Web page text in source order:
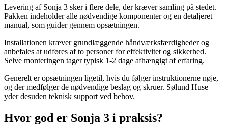
Levering af Sonja 3 sker i flere dele, der kræver samling på stedet.
Pakken indeholder alle nødvendige komponenter og en detaljeret
manual, som guider gennem opsætningen.
Installationen kræver grundlæggende håndværksfærdigheder og
anbefales at udføres af to personer for effektivitet og sikkerhed.
Selve monteringen tager typisk 1-2 dage afhængigt af erfaring.
Generelt er opsætningen ligetil, hvis du følger instruktionerne nøje,
og der medfølger de nødvendige beslag og skruer. Sølund Huse
yder desuden teknisk support ved behov.
Hvor god er Sonja 3 i praksis?